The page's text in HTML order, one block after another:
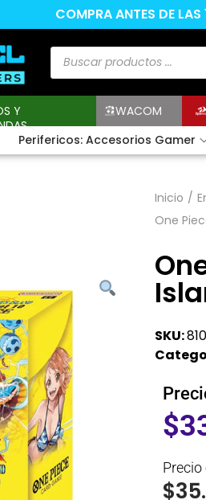
COMPRA ANTES DE
Y
WACOM
Perifericos: Accesorios Gamer
Inicio /
One
SKU:
$
$